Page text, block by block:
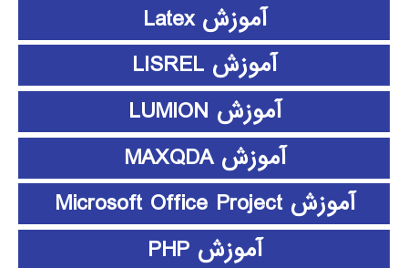
آموزش Latex
آموزش LISREL
آموزش LUMION
آموزش MAXQDA
آموزش Microsoft Office Project
آموزش PHP